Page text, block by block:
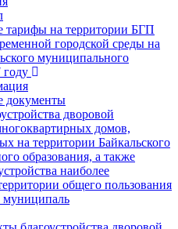
тарифы на территории БГП
городской среды на
муниципального
году
документы
дворовой
домов,
на территории Байкальского
образования, а также
наиболее
общего пользования
муниципаль